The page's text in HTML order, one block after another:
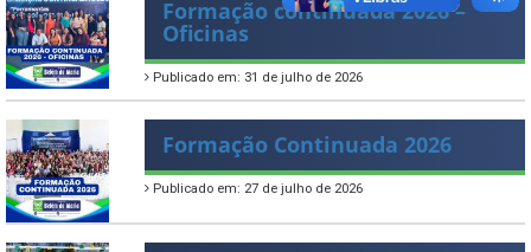
Formação continuada 2026 –
Oficinas
Publicado em: 31 de julho de 2026
Formação Continuada 2026
Publicado em: 27 de julho de 2026